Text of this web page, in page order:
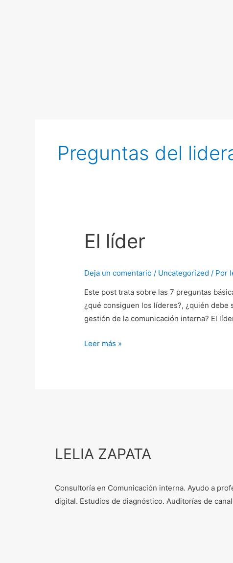
Preguntas del
El líder
Deja un comentario / Uncategorized / Por
Este post trata sobre las 7 preguntas
¿qué consiguen los líderes?, ¿quién
gestión de la comunicación interna? El
El
líder
Leer más »
LELIA ZAPATA
Consultoría en Comunicación interna. Ayudo a
digital. Estudios de diagnóstico. Auditorías de